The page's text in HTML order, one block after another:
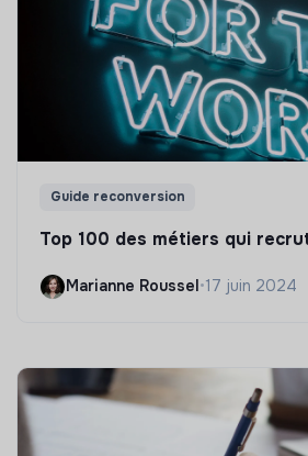
Guide reconversion
Top 100 des métiers qui
Marianne Roussel•17 juin 2024